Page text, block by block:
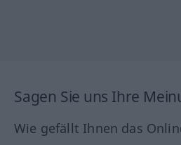
Sagen Sie uns Ihre
Wie gefällt Ihnen das